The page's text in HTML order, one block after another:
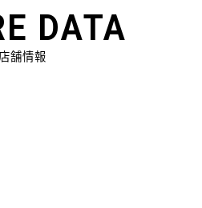
DATA
店舗情報